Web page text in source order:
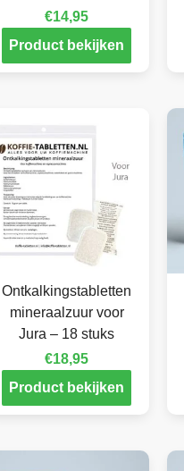
€14,95
Product bekijken
Ontkalkingstabletten
mineraalzuur voor
Jura – 18 stuks
€18,95
Product bekijken